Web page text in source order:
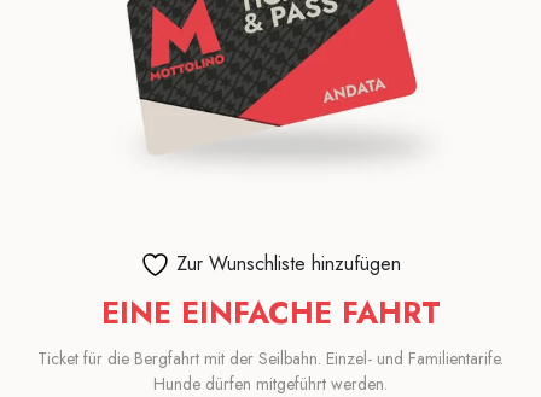
Zur Wunschliste hinzufügen
EINE EINFACHE FAHRT
Ticket für die Bergfahrt mit der Seilbahn. Einzel- und Familientarife.
Hunde dürfen mitgeführt werden.